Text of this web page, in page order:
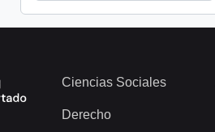
Ciencias Sociales
Derecho